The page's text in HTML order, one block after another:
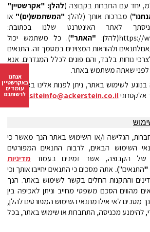
יחד עם החברות בקבוצה (להלן: "אקרשטיין"
) מברכות אותך (להלן: "המשתמש(ים)" או
לאתר האינטרנט שלנו בכתובת:
https://
(להלן: "האתר"). כל משתמש יכול
לתנאים ולהוראות המצוינים במסמך זה. התנאים
נוחות בלבד, והם פונים לכלל המגדרים. אנא
לפני שאתה משתמש באתר.
לשימוש באתר, ניתן לפנות אלינו באמצעות
websiteinfo@ackerstein.co.ilאו
הגלישה ו/או השימוש באתר הנך מאשר כי
השימוש הבאים, לרבות התנאים המפורטים
הקבוצה, אשר זמינים בעמוד מדיניות
"התנאים"
). אתה מסכים כי התנאים יחייבו אותך וכי
והתקנות החלים בקשר לשימוש באתר. הנך
מהווים הסכם משפטי מחייב וניתן לאכיפה בין
מסכים לאי אילו מתנאי השימוש המפורטים להלן,
להימנע מכניסה, התחברות או שימוש באתר, בכל
אנחנו
באקרשטיין
עומדים
לרשותכם